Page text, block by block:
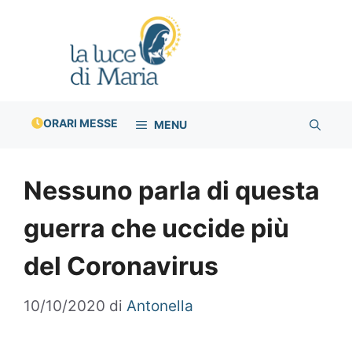
ORARI MESSE MENU
Nessuno parla di questa
guerra che uccide più
del Coronavirus
10/10/2020 di Antonella